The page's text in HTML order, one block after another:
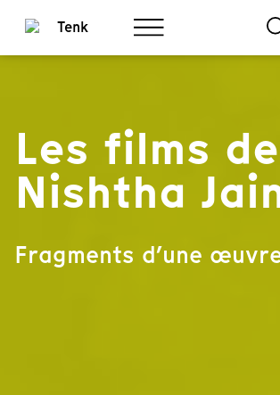
Les films de
Nishtha
Fragments d’une